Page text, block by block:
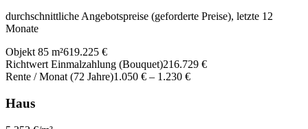
durchschnittliche Angebotspreise (geforderte Preise), letzte 12
Monate
Objekt 85 m²619.225 €
Richtwert Einmalzahlung (Bouquet)216.729 €
Rente / Monat (72 Jahre)1.050 € – 1.230 €
Haus